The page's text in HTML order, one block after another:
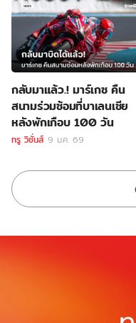
กลับมาแล้ว.! มาร์เกซ คืน
สนามร่วมซ้อมที่บาเลนเซีย
หลังพักเกือบ 100 วัน
ทรู วิชั่นส์ 9 ม.ค. 69